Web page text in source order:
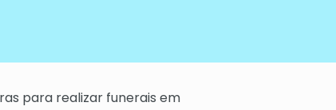
para realizar funerais em